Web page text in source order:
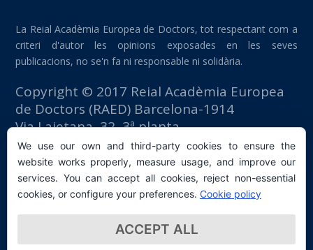
La Reial Acadèmia Europea de Doctors, tot respectant com a
criteri d'autor les opinions exposades en les seves
publicacions, no se'n fa ni responsable ni solidària.
Copyright © 2017 Reial Acadèmia Europea
de Doctors (RAED) Barcelona-1914
Via Laietana, 32, 3ª planta
Edifici Foment del Treball
08003 Barcelona (España)
tlf: +34 93 667 40 54
secretaria@raed.academy
Contacte i subscripció a la Newsletter
Política de privacitat
We use our own and third-party cookies to ensure the
website works properly, measure usage, and improve our
services. You can accept all cookies, reject non-essential
cookies, or configure your preferences. Cookie policy
ACCEPT ALL